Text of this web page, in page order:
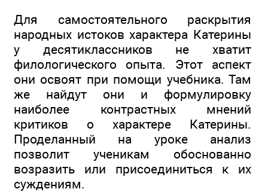
Для самостоятельного раскрытия
народных истоков характера Катерины
у десятиклассников не хватит
филологического опыта. Этот аспект
они освоят при помощи учебника. Там
же найдут они и формулировку
наиболее контрастных мнений
критиков о характере Катерины.
Проделанный на уроке анализ
позволит ученикам обоснованно
возразить или присоединиться к их
суждениям.